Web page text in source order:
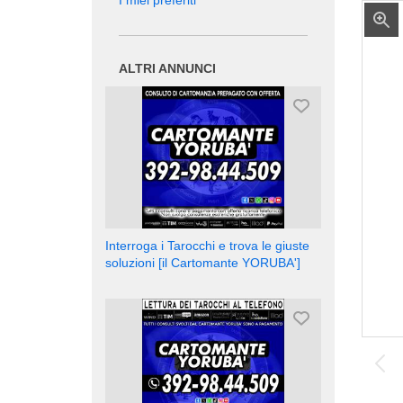
ALTRI ANNUNCI
Interroga i Tarocchi e trova le giuste
soluzioni [il Cartomante YORUBA']